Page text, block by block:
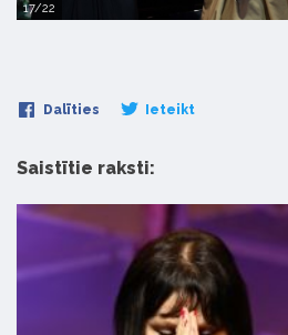
17/22
Dalīties Ieteikt
Saistītie raksti: